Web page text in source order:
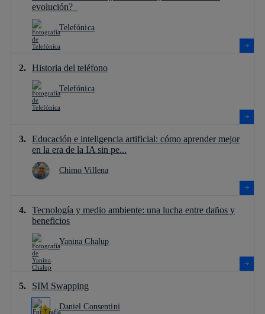
evolución?
Telefónica
Historia del teléfono
Telefónica
Educación e inteligencia artificial: cómo aprender mejor
en la era de la IA sin pe...
Chimo Villena
Tecnología y medio ambiente: una lucha entre daños y
beneficios
Yanina Chalup
SIM Swapping
Daniel Consentini